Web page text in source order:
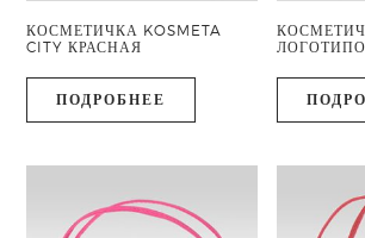
КОСМЕТИЧКА KOSMETA
CITY КРАСНАЯ
ПОДРОБНЕЕ